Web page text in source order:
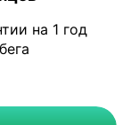
на 1 год